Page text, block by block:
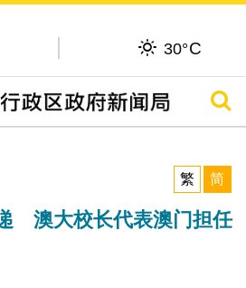
30°C
搜寻
繁
简
澳大校长代表澳门担任